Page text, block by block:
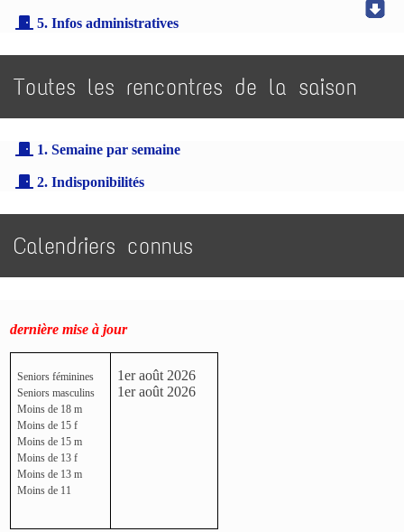
5. Infos administratives
Toutes les rencontres de la saison
1. Semaine par semaine
2. Indisponibilités
Calendriers connus
dernière mise à jour
Seniors féminines
Seniors masculins
Moins de 18 m
Moins de 15 f
Moins de 15 m
Moins de 13 f
Moins de 13 m
Moins de 11
1er août 2026
1er août 2026